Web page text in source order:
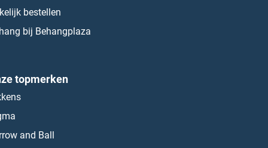
bestellen
bij Behangplaza
topmerken
and Ball